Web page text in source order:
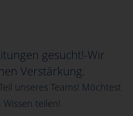
gesucht!-Wir
Verstärkung.
unseres Teams! Möchtest
teilen!